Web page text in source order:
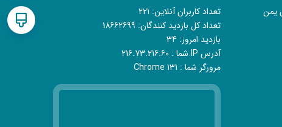
یمن
تعداد کاربران آنلاین: 221
تعداد کل بازدید کنندگان: 18662699
بازدید امروز: 34
آدرس IP شما :
216.73.216.60
مرورگر شما : Chrome 131